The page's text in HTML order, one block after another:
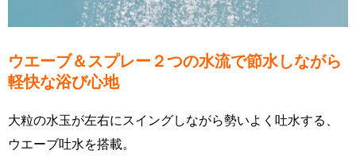
ウエーブ＆スプレー２つの水流で節水しながら
軽快な浴び心地
大粒の水玉が左右にスイングしながら勢いよく吐水する、
ウエーブ吐水を搭載。